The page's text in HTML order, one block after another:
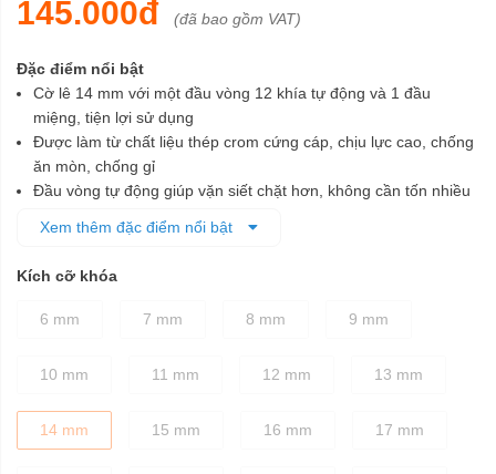
145.000đ (đã bao gồm VAT)
Đặc điểm nổi bật
Cờ lê 14 mm với một đầu vòng 12 khía tự động và 1 đầu
miệng, tiện lợi sử dụng
Được làm từ chất liệu thép crom cứng cáp, chịu lực cao, chống
ăn mòn, chống gỉ
Đầu vòng tự động giúp vặn siết chặt hơn, không cần tốn nhiều
Đầu vòng và đầu miệng được chế tạo tỉ mỉ theo đúng tiêu
Thân cờ lê được thiết kế dày dặn, chắc chắn
Xem thêm đặc điểm nổi bật
Kích cỡ khóa
6 mm 7 mm 8 mm 9 mm
10 mm 11 mm 12 mm 13 mm
14 mm 15 mm 16 mm 17 mm